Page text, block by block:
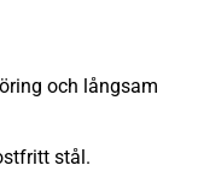
och långsam
stål.